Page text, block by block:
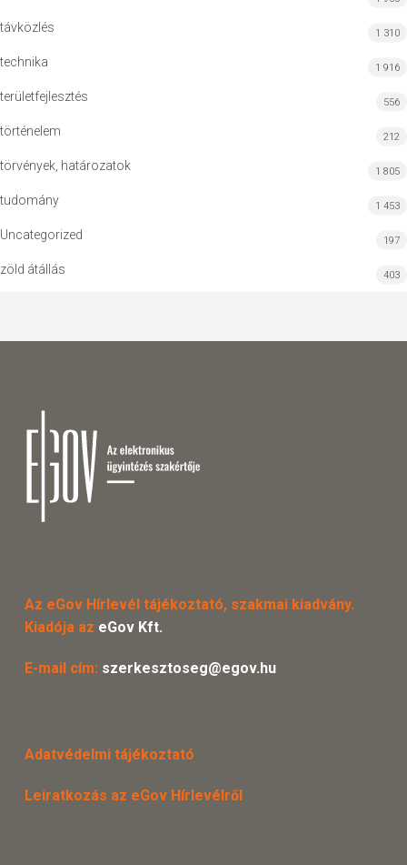
távközlés 1 310
technika 1 916
területfejlesztés 556
történelem 212
törvények, határozatok 1 805
tudomány 1 453
Uncategorized 197
zöld átállás 403
Az eGov Hírlevél tájékoztató, szakmai kiadvány.
Kiadója az eGov Kft.
E-mail cím: szerkesztoseg@egov.hu
Adatvédelmi tájékoztató
Leiratkozás az eGov Hírlevélről